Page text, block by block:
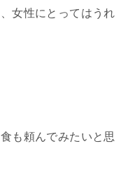
女性にとってはうれ
も頼んでみたいと思